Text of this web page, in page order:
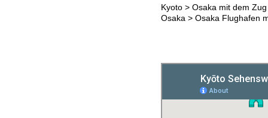
Kyoto > Osaka mit dem Zug
Osaka > Osaka Flughafen